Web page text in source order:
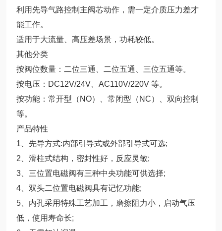
利用先导气路控制主阀芯动作，需一定介质压力差才
能工作。
适用于大流量、高压差场景，功耗较低。
其他分类
按阀位数量：二位三通、二位五通、三位五通等。
按电压：DC12V/24V、AC110V/220V 等。
按功能：常开型（NO）、常闭型（NC）、双向控制
等。
产品特性
1、先导方式:内部引导式或外部引导式可选;
2、滑柱式结构，密封性好，反应灵敏;
3、三位置电磁阀有三种中央功能可供选择;
4、双头二位置电磁阀具有记忆功能;
5、内孔采用特殊工艺加工，磨擦阻力小，启动气压
低，使用寿命长;